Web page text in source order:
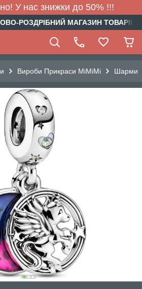
У нас знижки до 50% !!!
РОЗДРІБНИЙ МАГАЗИН
Вироби Прикраси МіМіМі Шарми